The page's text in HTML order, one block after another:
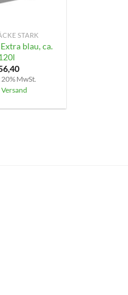
STARK
blau, ca.
MwSt.
Versand